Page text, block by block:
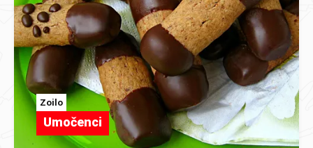
Zoilo
Umočenci